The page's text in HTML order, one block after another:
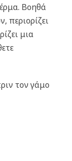
Βοηθά
μια
τον γάμο